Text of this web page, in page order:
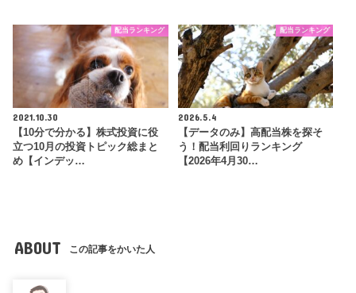
配当ランキング
2021.10.30
【10分で分かる】株式投資に役
立つ10月の投資トピック総まと
め【インデッ…
配当ランキング
2026.5.4
【データのみ】高配当株を探そ
う！配当利回りランキング
【2026年4月30…
ABOUT この記事をかいた人